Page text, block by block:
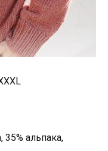
35% альпака,